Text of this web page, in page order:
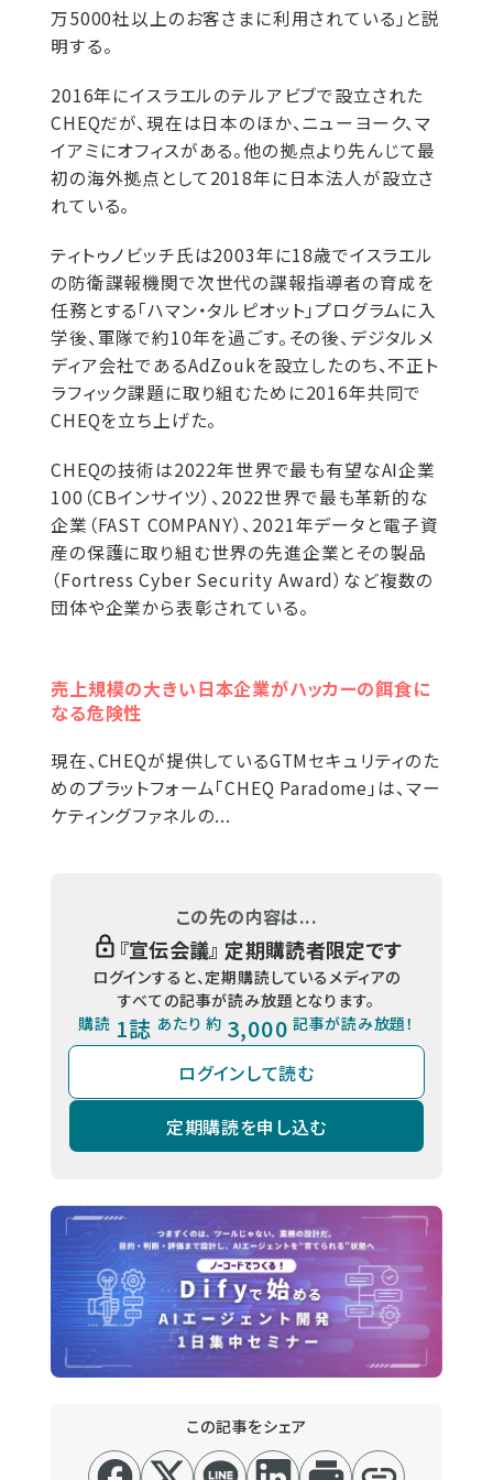
万5000社以上のお客さまに利用されている」と説
明する。
2016年にイスラエルのテルアビブで設立された
CHEQだが、現在は日本のほか、ニューヨーク、マ
イアミにオフィスがある。他の拠点より先んじて最
初の海外拠点として2018年に日本法人が設立さ
れている。
ティトゥノビッチ氏は2003年に18歳でイスラエル
の防衛諜報機関で次世代の諜報指導者の育成を
任務とする「ハマン・タルピオット」プログラムに入
学後、軍隊で約10年を過ごす。その後、デジタルメ
ディア会社であるAdZoukを設立したのち、不正ト
ラフィック課題に取り組むために2016年共同で
CHEQを立ち上げた。
CHEQの技術は2022年世界で最も有望なAI企業
100（CBインサイツ）、2022世界で最も革新的な
企業（FAST COMPANY）、2021年データと電子資
産の保護に取り組む世界の先進企業とその製品
（Fortress Cyber Security Award）など複数の
団体や企業から表彰されている。
売上規模の大きい日本企業がハッカーの餌食に
なる危険性
現在、CHEQが提供しているGTMセキュリティのた
めのプラットフォーム「CHEQ Paradome」は、マー
ケティングファネルの...
この先の内容は...
『宣伝会議』 定期購読者限定です
ログインすると、定期購読しているメディアの
すべての記事が読み放題となります。
購読 1誌 あたり 約 3,000 記事が読み放題！
ログインして読む
定期購読を申し込む
この記事をシェア